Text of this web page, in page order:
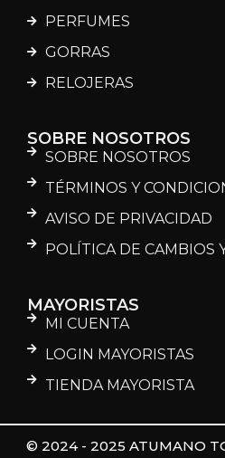
PERFUMES
GORRAS
RELOJERAS
SOBRE NOSOTROS
SOBRE NOSOTROS
TÉRMINOS Y
AVISO DE PRIVACIDAD
POLÍTICA DE CAMBIOS
MAYORISTAS
MI CUENTA
LOGIN MAYORISTAS
TIENDA MAYORISTA
© 2024 - 2025 ATUMANO